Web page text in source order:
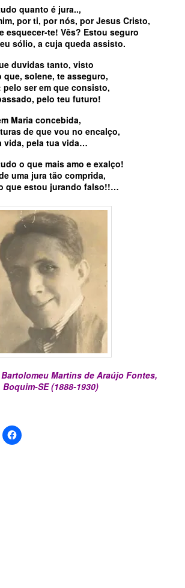
quanto é jura..,
por ti, por nós, por Jesus Cristo,
esquecer-te! Vês? Estou seguro
sólio, a cuja queda assisto.
duvidas tanto, visto
que, solene, te asseguro,
pelo ser em que consisto,
pelo teu futuro!
Maria concebida,
de que vou no encalço,
vida, pela tua vida…
o que mais amo e exalço!
uma jura tão comprida,
que estou jurando falso!!…
Martins de Araújo Fontes,
Boquim-SE (1888-1930)